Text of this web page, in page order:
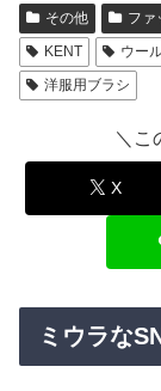
その他 ファ
KENT
ウー
洋服用ブラシ
＼こ
X
ミウラな